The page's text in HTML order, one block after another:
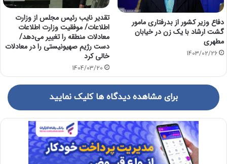
دفاع وزیر کشور از بدرفتاری مامور
گشت ارشاد با یک زن در خیابان
مطهری
1403/02/26
تقدیر نایب رئیس مجلس از وزارت
اطلاعات/ موفقیت وزارت اطلاعات
معادلات منطقه را تغییر می‌دهد/
دست رژیم صهیونیستی را در معادلات
خالی کرد
1404/03/20
برای مشاهده دیدگاه ها کلیک نمایید